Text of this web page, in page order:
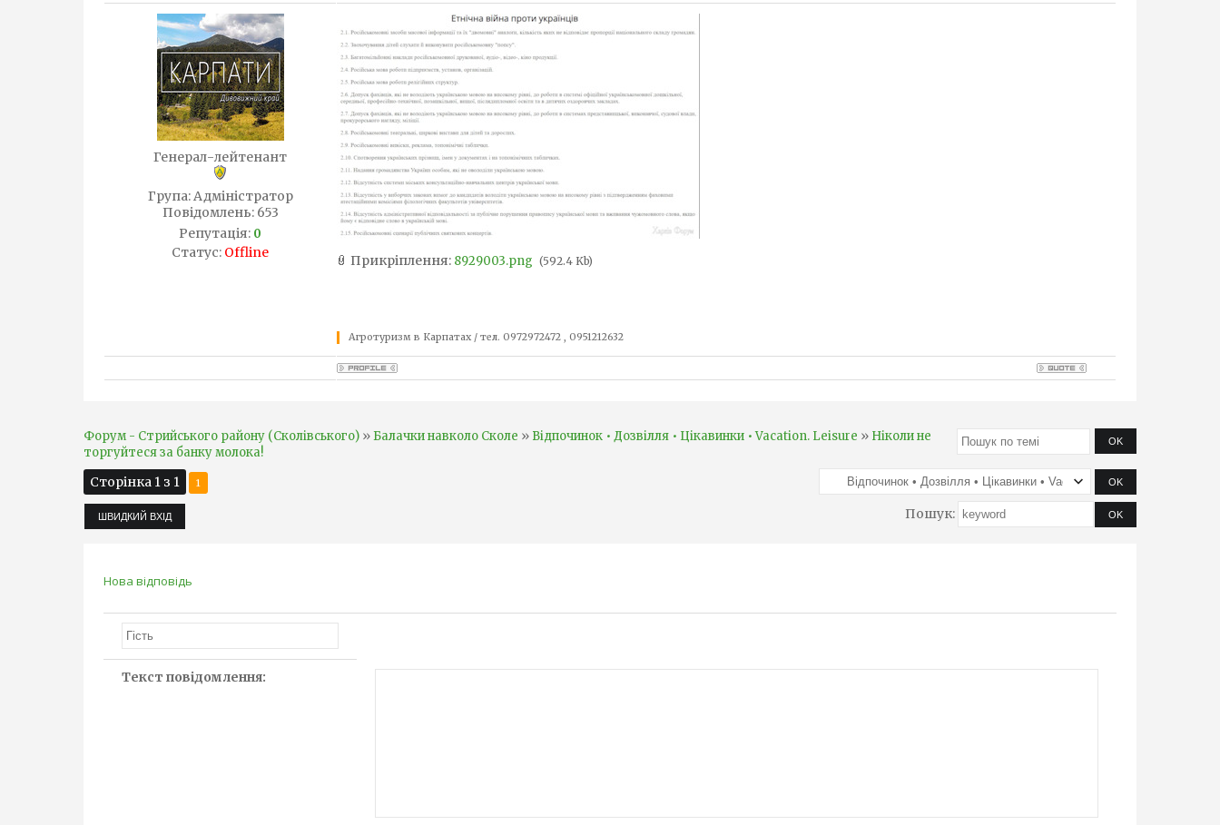
Генерал-лейтенант
Група: Адміністратор
Повідомлень: 653
Репутація: 0
Статус: Offline Прикріплення: 8929003.png (592.4 Kb)
Агротуризм в Карпатах / тел. 0972972472 , 0951212632
Форум - Стрийського району (Сколівського) »Балачки навколо Сколе » Відпочинок • Дозвілля • Цікавинки • Vacation. Leisure » Ніколи не
торгуйтеся за банку молока!
Сторінка 1 з 1 1
Пошук:
Нова відповідь
Текст повідомлення: